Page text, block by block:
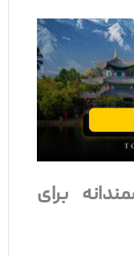
برای